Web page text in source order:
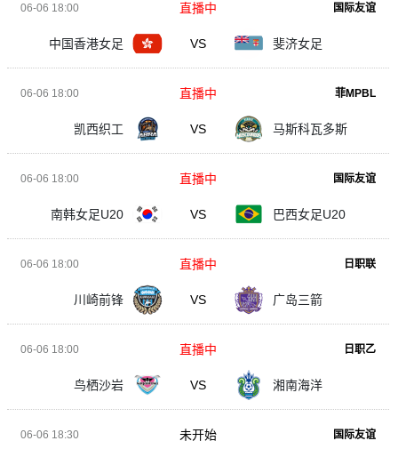
06-06 18:00 国际友谊
中国香港女足 VS 斐济女足
直播中
06-06 18:00 菲MPBL
凯西织工 VS 马斯科瓦多斯
直播中
06-06 18:00 国际友谊
南韩女足U20 VS 巴西女足U20
直播中
06-06 18:00 日职联
川崎前锋 VS 广岛三箭
直播中
06-06 18:00 日职乙
鸟栖沙岩 VS 湘南海洋
直播中
06-06 18:30 国际友谊
未开始